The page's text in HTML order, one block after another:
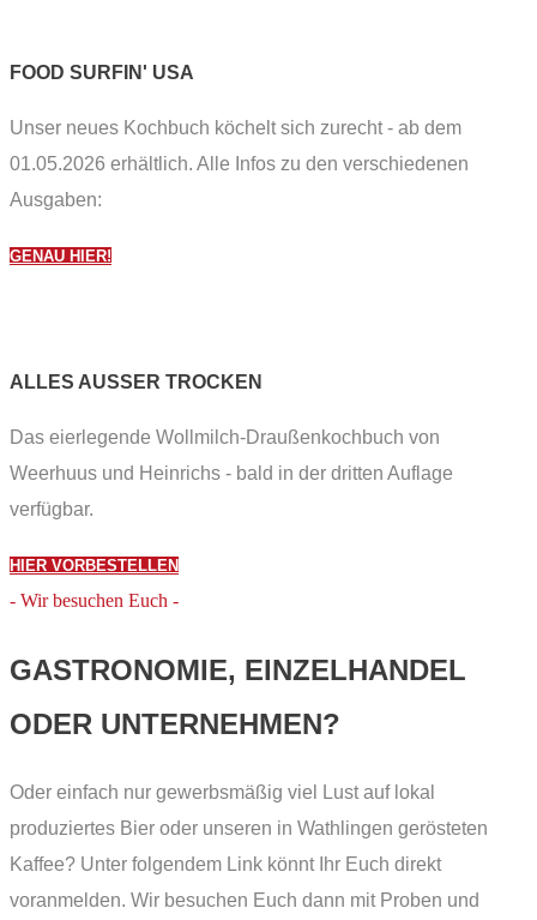
FOOD SURFIN' USA
Unser neues Kochbuch köchelt sich zurecht - ab dem
01.05.2026 erhältlich. Alle Infos zu den verschiedenen
Ausgaben:
GENAU HIER!
ALLES AUSSER TROCKEN
Das eierlegende Wollmilch-Draußenkochbuch von
Weerhuus und Heinrichs - bald in der dritten Auflage
verfügbar.
HIER VORBESTELLEN
- Wir besuchen Euch -
GASTRONOMIE, EINZELHANDEL
ODER UNTERNEHMEN?
Oder einfach nur gewerbsmäßig viel Lust auf lokal
produziertes Bier oder unseren in Wathlingen gerösteten
Kaffee? Unter folgendem Link könnt Ihr Euch direkt
voranmelden. Wir besuchen Euch dann mit Proben und